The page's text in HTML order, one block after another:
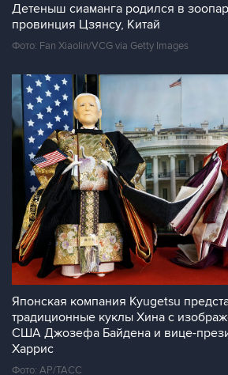
Детеныш сиаманга родился в
провинция Цзянсу, Китай
Фото: Fan Xiaolin/VCG via Getty Images
Японская компания Kyugetsu
традиционные куклы Хина с
США Джозефа Байдена и вице-
Харрис
Фото: AP/ТАСС